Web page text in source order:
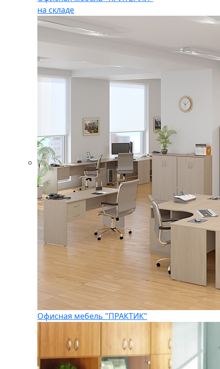
на складе
Офисная мебель "ПРАКТИК"